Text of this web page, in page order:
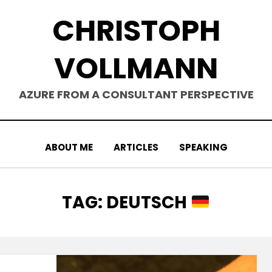
CHRISTOPH
VOLLMANN
AZURE FROM A CONSULTANT PERSPECTIVE
ABOUT ME ARTICLES SPEAKING
TAG: DEUTSCH